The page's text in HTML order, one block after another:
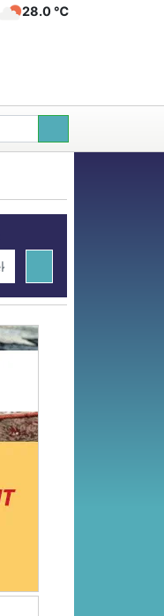
28.0 ℃